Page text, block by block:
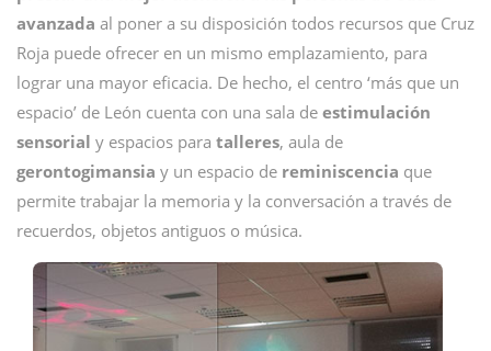
avanzada al poner a su disposición todos recursos que Cruz
Roja puede ofrecer en un mismo emplazamiento, para
lograr una mayor eficacia. De hecho, el centro ‘más que un
espacio’ de León cuenta con una sala de estimulación
sensorial y espacios para talleres, aula de
gerontogimansia y un espacio de reminiscencia que
permite trabajar la memoria y la conversación a través de
recuerdos, objetos antiguos o música.